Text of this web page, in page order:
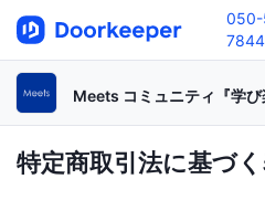
050-
7844
Meets コミュニティ『学び
特定商取引法に基づ